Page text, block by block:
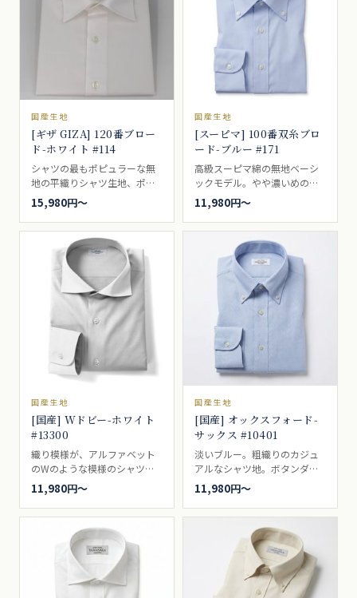
人気があります。ビジネスシ
ャツ向き。
国産生地
[ギザ GIZA] 120番ブロー
ド-ホワイト #114
シャツの最もポピュラーな無
地の平織りシャツ生地、ポプ
リンとも言われるポプリンブ
ロードクロス。冠婚葬祭など
でも着られる定番シャツ生地
です。120番手の細かな高級感
がワンランク上の装いを演出
します。ブロードとも、ポプ
リンとも呼ばれるいわゆる、
普通の白無地。一枚は持って
いたい、シャツの基本です。
ドレスシャツ向き。
15,980円〜
国産生地
[スーピマ] 100番双糸ブロ
ード-ブルー #171
高級スーピマ綿の無地ベーシ
ックモデル。やや濃いめのブ
ルー。ブロードとも、ポプリ
ンとも呼ばれるいわゆる、普
通の白無地。一枚は持ってい
たい、シャツの基本です。ド
レスシャツ向き。
11,980円〜
国産生地
[国産] Wドビー-ホワイト
#13300
織り模様が、アルファベット
のWのような模様のシャツ生
地。ホワイト。ビジネスシャ
ツ向き。
11,980円〜
国産生地
[国産] オックスフォード-
サックス #10401
淡いブルー。粗織りのカジュ
アルなシャツ地。ボタンダウ
ンの代名詞的シャツ生地。ブ
レザーやジャケットによく合
い、ボタンダウンとの相性は
最適で、アイビールックなど
では代名詞的な存在。カジュ
アルシャツ向き。
11,980円〜